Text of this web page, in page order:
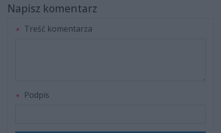
Napisz komentarz
Treść komentarza
Podpis